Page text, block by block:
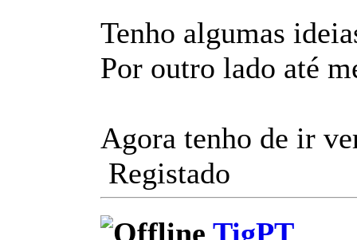
Tenho algumas
Por outro lado até
Agora tenho de ir
Registado
TigPT